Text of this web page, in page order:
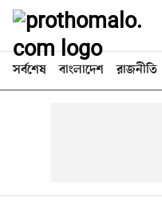
সর্বশেষ বাংলাদেশ রাজনীতি